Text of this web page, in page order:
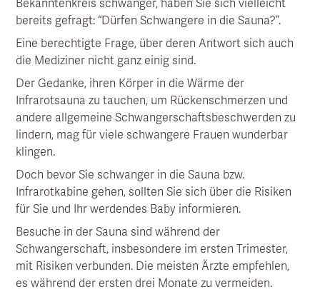
aufzusuchen. Clearlight übernimmt ferner keine
Haftung für die Richtigkeit der Informationen.
Bekanntenkreis schwanger, haben Sie sich vielleicht
bereits gefragt: “Dürfen Schwangere in die Sauna?”.
Eine berechtigte Frage, über deren Antwort sich auch
die Mediziner nicht ganz einig sind.
Der Gedanke, ihren Körper in die Wärme der
Infrarotsauna zu tauchen, um Rückenschmerzen und
andere allgemeine Schwangerschaftsbeschwerden zu
lindern, mag für viele schwangere Frauen wunderbar
klingen.
Doch bevor Sie schwanger in die Sauna bzw.
Infrarotkabine gehen, sollten Sie sich über die Risiken
für Sie und Ihr werdendes Baby informieren.
Besuche in der Sauna sind während der
Schwangerschaft, insbesondere im ersten Trimester,
mit Risiken verbunden. Die meisten Ärzte empfehlen,
es während der ersten drei Monate zu vermeiden.